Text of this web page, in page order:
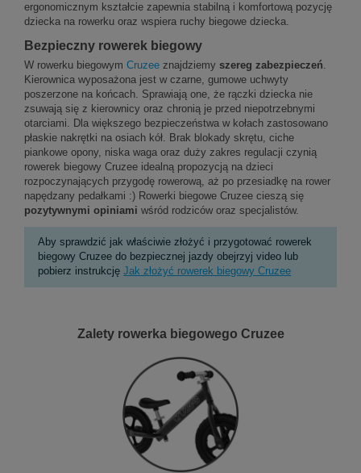
ergonomicznym kształcie zapewnia stabilną i komfortową pozycję
dziecka na rowerku oraz wspiera ruchy biegowe dziecka.
Bezpieczny rowerek biegowy
W rowerku biegowym Cruzee znajdziemy szereg zabezpieczeń.
Kierownica wyposażona jest w czarne, gumowe uchwyty
poszerzone na końcach. Sprawiają one, że rączki dziecka nie
zsuwają się z kierownicy oraz chronią je przed niepotrzebnymi
otarciami. Dla większego bezpieczeństwa w kołach zastosowano
płaskie nakrętki na osiach kół. Brak blokady skrętu, ciche
piankowe opony, niska waga oraz duży zakres regulacji czynią
rowerek biegowy Cruzee idealną propozycją na dzieci
rozpoczynających przygodę rowerową, aż po przesiadkę na rower
napędzany pedałkami :) Rowerki biegowe Cruzee cieszą się
pozytywnymi opiniami wśród rodziców oraz specjalistów.
Aby sprawdzić jak właściwie złożyć i przygotować rowerek
biegowy Cruzee do bezpiecznej jazdy obejrzyj video lub
pobierz instrukcjęJak złożyć rowerek biegowy Cruzee
Zalety rowerka biegowego Cruzee